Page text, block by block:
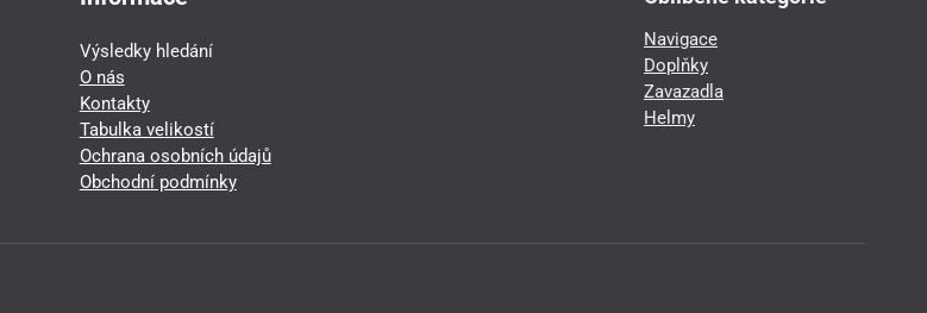
Výsledky hledání
O nás
Kontakty
Tabulka velikostí
Ochrana osobních údajů
Obchodní podmínky
Navigace
Doplňky
Zavazadla
Helmy